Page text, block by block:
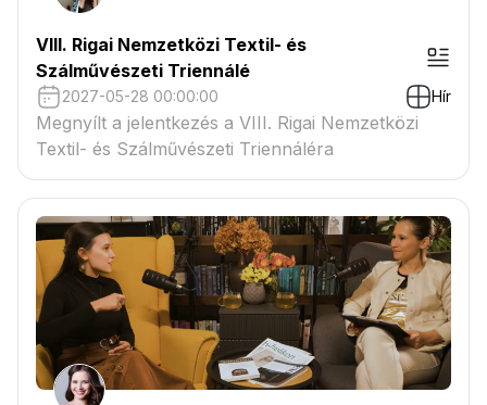
VIII. Rigai Nemzetközi Textil- és
Szálművészeti Triennálé
2027-05-28 00:00:00 Hír
Megnyílt a jelentkezés a VIII. Rigai Nemzetközi
Textil- és Szálművészeti Triennáléra